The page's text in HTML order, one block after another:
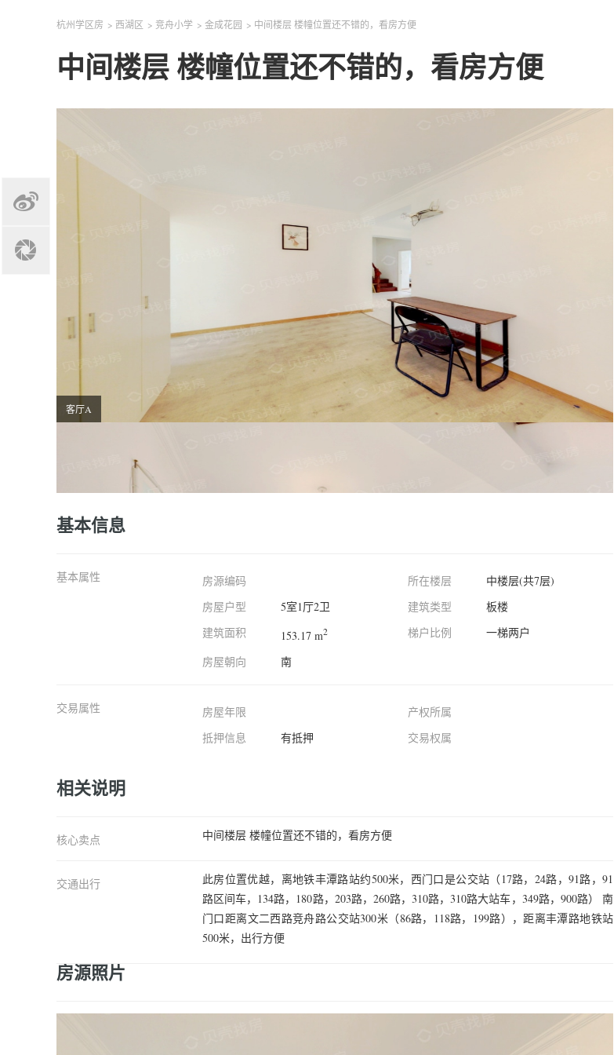
杭州学区房 > 西湖区 > 竞舟小学 > 金成花园 > 中间楼层 楼幢位置还不错的，看房方便
中间楼层 楼幢位置还不错的，看房方便
客厅A
基本信息
基本属性
房源编码
房屋户型
5室1厅2卫
建筑面积
153.17 m2
房屋朝向 南
所在楼层
中楼层(共7层)
建筑类型
板楼
梯户比例
一梯两户
交易属性
房屋年限
抵押信息
有抵押
产权所属
交易权属
相关说明
核心卖点 中间楼层 楼幢位置还不错的，看房方便
交通出行
此房位置优越，离地铁丰潭路站约500米，西门口是公交站（17路，24路，91路，91
路区间车，134路，180路，203路，260路，310路，310路大站车，349路，900路） 南
门口距离文二西路竞舟路公交站300米（86路，118路，199路），距离丰潭路地铁站
500米，出行方便
房源照片